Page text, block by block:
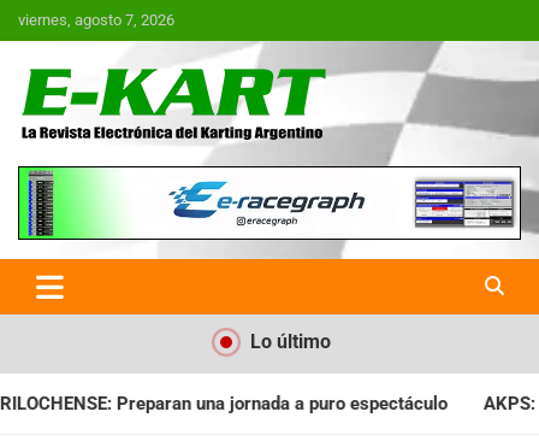
Saltar
al
viernes, agosto 7, 2026
E-Kart.com.ar | La Revista
Electrónica del Karting en
Argentina
Lo último
a puro espectáculo AKPS: Intervino la IGJ y oficializó el